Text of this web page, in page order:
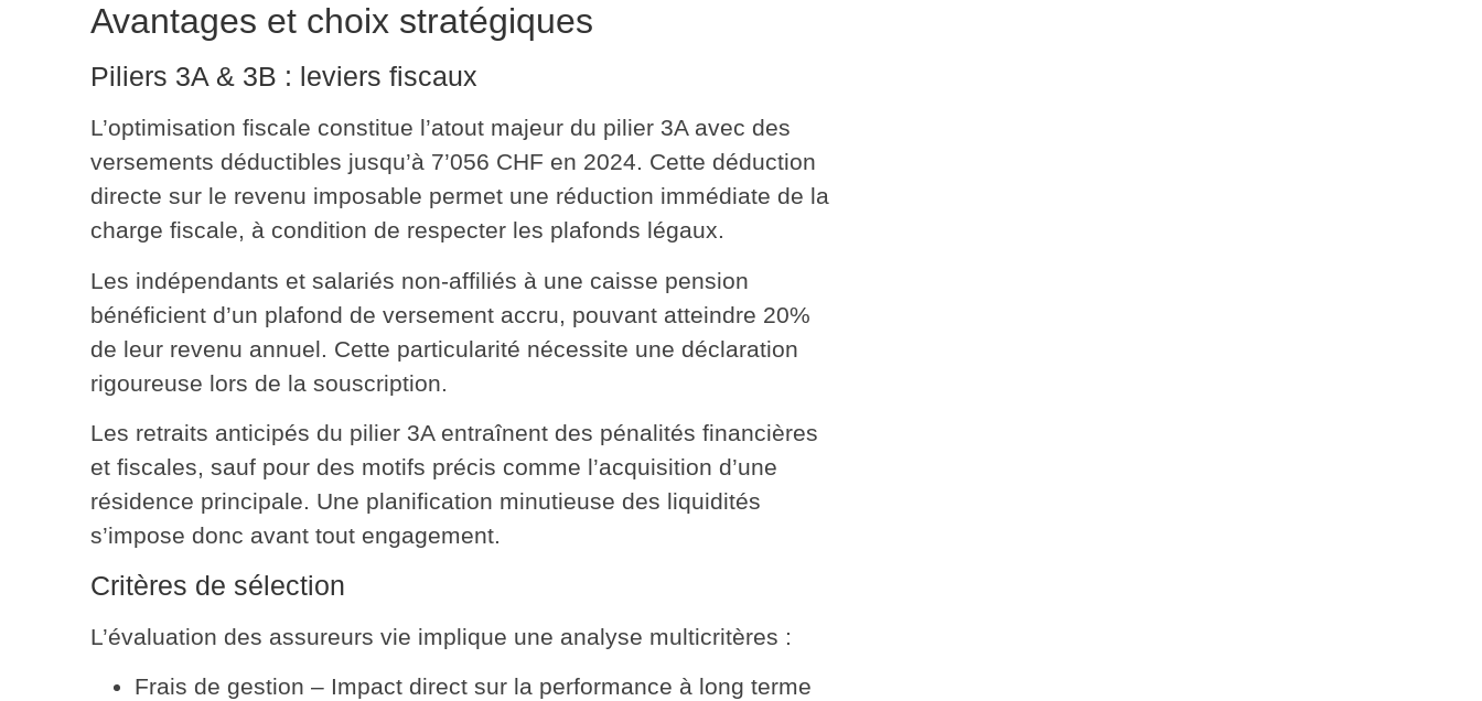
Avantages et choix stratégiques
Piliers 3A & 3B : leviers fiscaux
L’optimisation fiscale constitue l’atout majeur du pilier 3A avec des
versements déductibles jusqu’à 7’056 CHF en 2024. Cette déduction
directe sur le revenu imposable permet une réduction immédiate de la
charge fiscale, à condition de respecter les plafonds légaux.
Les indépendants et salariés non-affiliés à une caisse pension
bénéficient d’un plafond de versement accru, pouvant atteindre 20%
de leur revenu annuel. Cette particularité nécessite une déclaration
rigoureuse lors de la souscription.
Les retraits anticipés du pilier 3A entraînent des pénalités financières
et fiscales, sauf pour des motifs précis comme l’acquisition d’une
résidence principale. Une planification minutieuse des liquidités
s’impose donc avant tout engagement.
Critères de sélection
L’évaluation des assureurs vie implique une analyse multicritères :
Frais de gestion – Impact direct sur la performance à long terme